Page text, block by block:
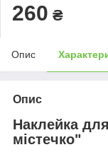
260 ₴
Опис
Опис
Наклейка
містечко"